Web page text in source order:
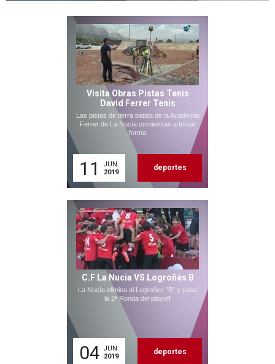
Visita Obras Pistas Tenis
David Ferrer Tenis
Las pistas de tierra batida de la Academia
Ferrer de La Nucía comienzan a tomar
forma
11
JUN.
2019
deportes
C.F La Nucía VS Logroñés B
La Nucía elimina al Logroñes "B" y pasa
la 2ª Ronda del playoff
04 JUN.
2019
deportes